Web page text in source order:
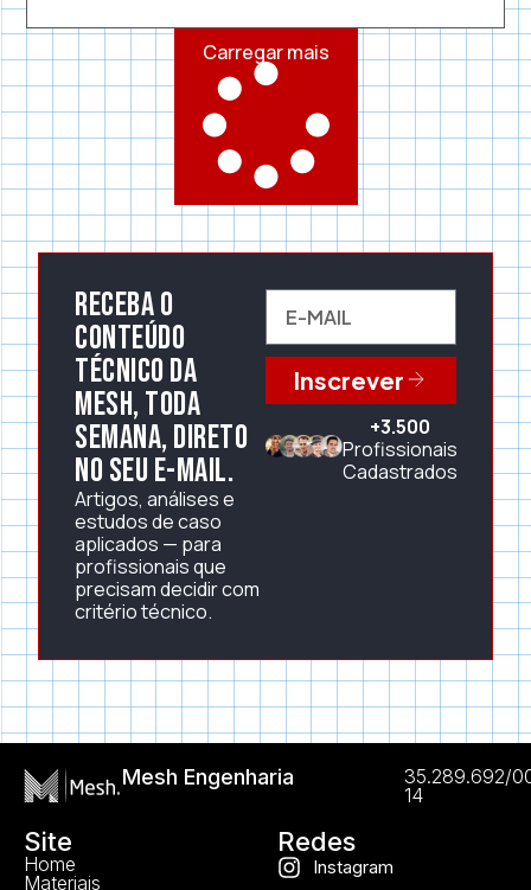
Carregar mais
Receba o
conteúdo
técnico da
Mesh, toda
semana, direto
no seu e-mail.
Artigos, análises e
estudos de caso
aplicados — para
profissionais que
precisam decidir com
critério técnico.
Inscrever
+3.500
Profissionais
Cadastrados
Mesh Engenharia
35.289.692/
14
Site
Home
Materiais
Redes
Instagram